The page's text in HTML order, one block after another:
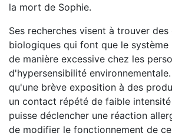
la mort de Sophie.
Ses recherches visent à trouver des
biologiques qui font que le système
de manière excessive chez les
d'hypersensibilité
qu'une brève exposition à des
un contact répété de faible
puisse déclencher une réaction
de modifier le fonctionnement de